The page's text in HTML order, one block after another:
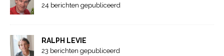
24 berichten gepubliceerd
RALPH LEVIE
23 berichten gepubliceerd